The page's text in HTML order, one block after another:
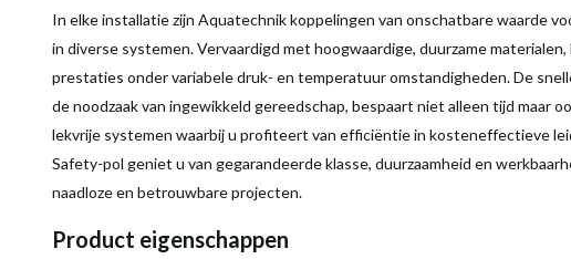
In elke installatie zijn Aquatechnik koppelingen van onschatbare waarde
in diverse systemen. Vervaardigd met hoogwaardige, duurzame
prestaties onder variabele druk- en temperatuur omstandigheden. De
de noodzaak van ingewikkeld gereedschap, bespaart niet alleen tijd maar
lekvrije systemen waarbij u profiteert van efficiëntie in kosteneffectieve
Safety-pol geniet u van gegarandeerde klasse, duurzaamheid en
naadloze en betrouwbare projecten.
Product eigenschappen